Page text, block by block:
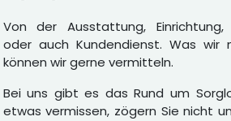
Von der Ausstattung, Einrichtung,
oder auch Kundendienst. Was wir
können wir gerne vermitteln.
Bei uns gibt es das Rund um
etwas vermissen, zögern Sie nicht